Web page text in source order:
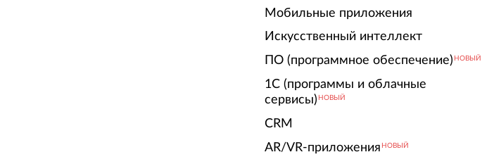
Мобильные приложения
Искусственный интеллект
ПО (программное обеспечение) НОВЫЙ
1С (программы и облачные
сервисы) НОВЫЙ
CRM
AR/VR-приложения НОВЫЙ